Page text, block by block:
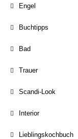
Engel
Buchtipps
Bad
Trauer
Scandi-Look
Interior
Lieblingskochbuch